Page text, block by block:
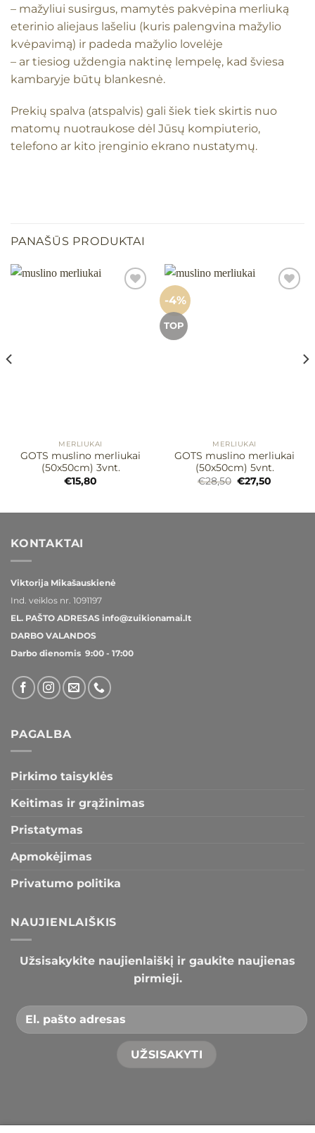
– mažyliui susirgus, mamytės pakvėpina merliuką
eterinio aliejaus lašeliu (kuris palengvina mažylio
kvėpavimą) ir padeda mažylio lovelėje
– ar tiesiog uždengia naktinę lempelę, kad šviesa
kambaryje būtų blankesnė.
Prekių spalva (atspalvis) gali šiek tiek skirtis nuo
matomų nuotraukose dėl Jūsų kompiuterio,
telefono ar kito įrenginio ekrano nustatymų.
PANAŠŪS PRODUKTAI
MERLIUKAI
GOTS muslino merliukai
(50x50cm) 3vnt.
€15,80
-4%
TOP
MERLIUKAI
GOTS muslino merliukai
(50x50cm) 5vnt.
€28,50 Original
price
€27,50
KONTAKTAI
Viktorija Mikašauskienė
Ind. veiklos nr. 1091197
EL. PAŠTO ADRESAS info@zuikionamai.lt
DARBO VALANDOS
Darbo dienomis 9:00 - 17:00
PAGALBA
Pirkimo taisyklės
Keitimas ir grąžinimas
Pristatymas
Apmokėjimas
Privatumo politika
NAUJIENLAIŠKIS
Užsisakykite naujienlaiškį ir gaukite naujienas
pirmieji.